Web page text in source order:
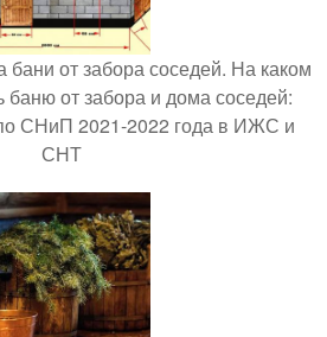
бани от забора соседей. На каком
баню от забора и дома соседей:
СНиП 2021-2022 года в ИЖС и
СНТ